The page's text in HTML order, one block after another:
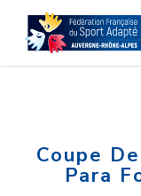
main
content
Coupe
Para